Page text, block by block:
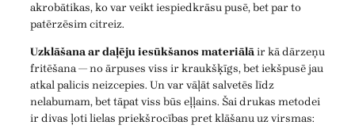
akrobātikas, ko var veikt iespiedkrāsu pusē, bet par to
patērzēsim citreiz.
Uzklāšana ar daļēju iesūkšanos materiālāir kā dārzeņu
fritēšana — no ārpuses viss ir kraukšķīgs, bet iekšpusē jau
atkal palicis neizcepies. Un var vāļāt salvetēs līdz
nelabumam, bet tāpat viss būs eļļains. Šai drukas metodei
ir divas ļoti lielas priekšrocības pret klāšanu uz virsmas: